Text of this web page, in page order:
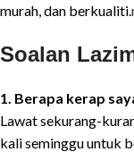
murah, dan berkualiti.
Soalan
1. Berapa kerap
Lawat sekurang-
kali seminggu untuk